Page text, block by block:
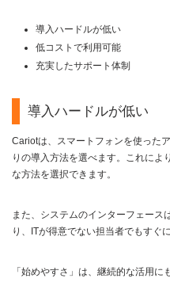
導入ハードルが低い
低コストで利用可能
充実したサポート体制
導入ハードルが低い
Cariotは、スマートフォンを使った
りの導入方法を選べます。これによ
な方法を選択できます。
また、システムのインターフェース
り、ITが得意でない担当者でもすぐ
「始めやすさ」は、継続的な活用に